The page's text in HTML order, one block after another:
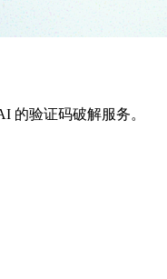
的验证码破解服务。